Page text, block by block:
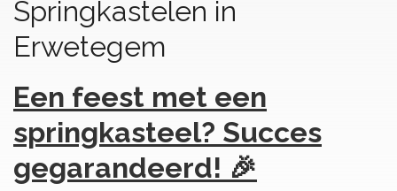
Springkastelen in
Erwetegem
Een feest met een
springkasteel? Succes
gegarandeerd! 🎉